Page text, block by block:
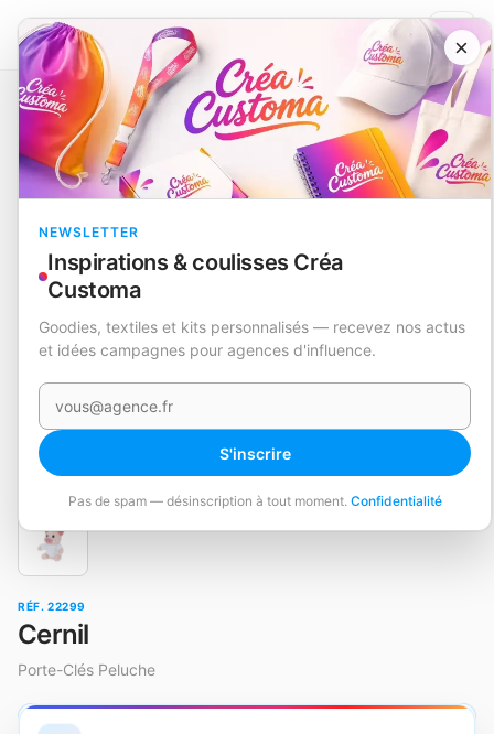
×
NEWSLETTER
Inspirations & coulisses Créa
Customa
Goodies, textiles et kits personnalisés — recevez nos actus
et idées campagnes pour agences d'influence.
Votre e-mail
S'inscrire
Pas de spam — désinscription à tout moment. Confidentialité
Catalogue Loisirs et divertissement Porte-Clés Peluche Cernil
RUPTURE
RÉF. 22299
Cernil
Porte-Clés Peluche